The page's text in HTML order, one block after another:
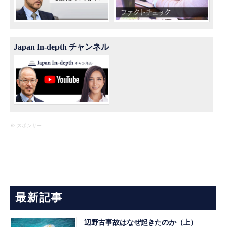
Japan In-depth チャンネル
※ スポンサー
最新記事
辺野古事故はなぜ起きたのか（上）